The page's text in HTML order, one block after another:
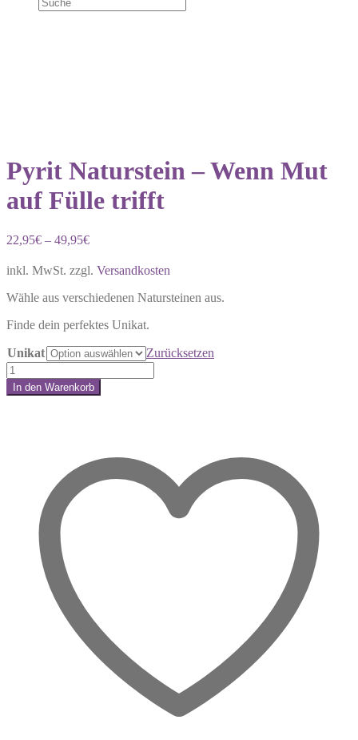
Pyrit Naturstein – Wenn Mut
auf Fülle trifft
22,95€ – 49,95€
inkl. MwSt. zzgl. Versandkosten
Wähle aus verschiedenen Natursteinen aus.
Finde dein perfektes Unikat.
Unikat
Zurücksetzen
Pyrit
Naturstein
–
In den Warenkorb